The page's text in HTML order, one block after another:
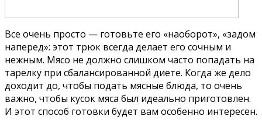
Все очень просто — готовьте его «наоборот», «задом
наперед»: этот трюк всегда делает его сочным и
нежным. Мясо не должно слишком часто попадать на
тарелку при сбалансированной диете. Когда же дело
доходит до, чтобы подать мясные блюда, то очень
важно, чтобы кусок мяса был идеально приготовлен.
И этот способ готовки будет вам особенно интересен.